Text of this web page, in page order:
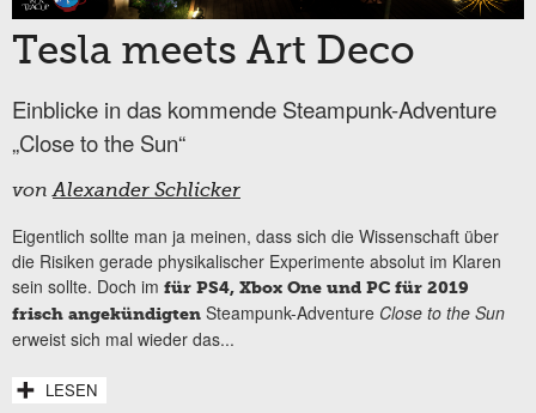
Tesla meets Art Deco
Einblicke in das kommende Steampunk-Adventure
„Close to the Sun“
vonAlexander Schlicker
Eigentlich sollte man ja meinen, dass sich die Wissenschaft über
die Risiken gerade physikalischer Experimente absolut im Klaren
sein sollte. Doch im für PS4, Xbox One und PC für 2019
frisch angekündigten Steampunk-Adventure Close to the Sun
erweist sich mal wieder das...
LESEN